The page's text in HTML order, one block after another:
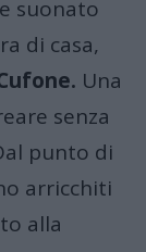
suonato
di casa,
Una
senza
punto di
arricchiti
alla